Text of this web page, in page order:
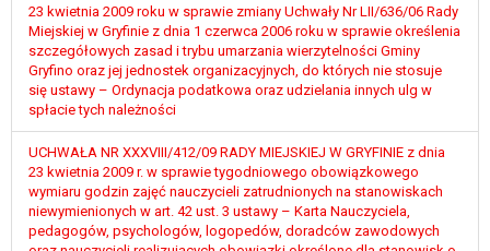
23 kwietnia 2009 roku w sprawie zmiany Uchwały Nr LII/636/06 Rady
Miejskiej w Gryfinie z dnia 1 czerwca 2006 roku w sprawie określenia
szczegółowych zasad i trybu umarzania wierzytelności Gminy
Gryfino oraz jej jednostek organizacyjnych, do których nie stosuje
się ustawy – Ordynacja podatkowa oraz udzielania innych ulg w
spłacie tych należności
UCHWAŁA NR XXXVIII/412/09 RADY MIEJSKIEJ W GRYFINIE z dnia
23 kwietnia 2009 r. w sprawie tygodniowego obowiązkowego
wymiaru godzin zajęć nauczycieli zatrudnionych na stanowiskach
niewymienionych w art. 42 ust. 3 ustawy – Karta Nauczyciela,
pedagogów, psychologów, logopedów, doradców zawodowych
lit a RODO), przysługuje Pani/Panu prawo do
cofnięcia tej zgody w dowolnym momencie.
Cofnięcie to nie ma wpływu na zgodność
przetwarzania, którego dokonano na podstawie
zgody przed jej cofnięciem.
Przysługuje Pani/Panu prawo wniesienia skargi do
organu nadzorczego na niezgodne z prawem
przetwarzanie Pani/Pana danych osobowych
przez administratora.
Organem właściwym do wniesienia skargi jest